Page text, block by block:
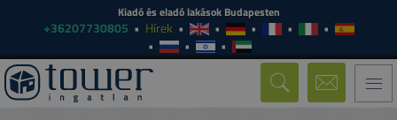
Kiadó és eladó lakások Budapesten
+36207730805 Hírek